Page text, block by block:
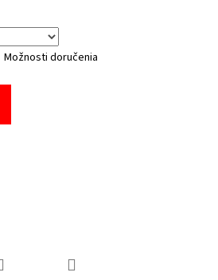
Možnosti doručenia